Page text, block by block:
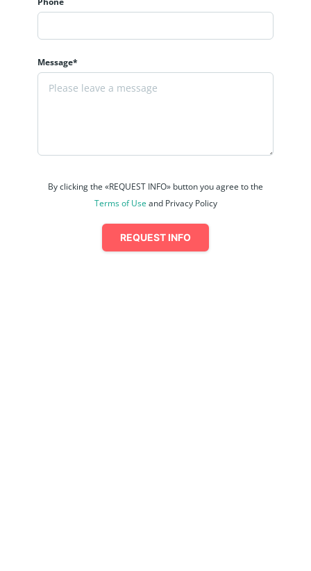
Message*
By clicking the «REQUEST INFO» button you agree to the
Terms of Use and Privacy Policy
REQUEST INFO